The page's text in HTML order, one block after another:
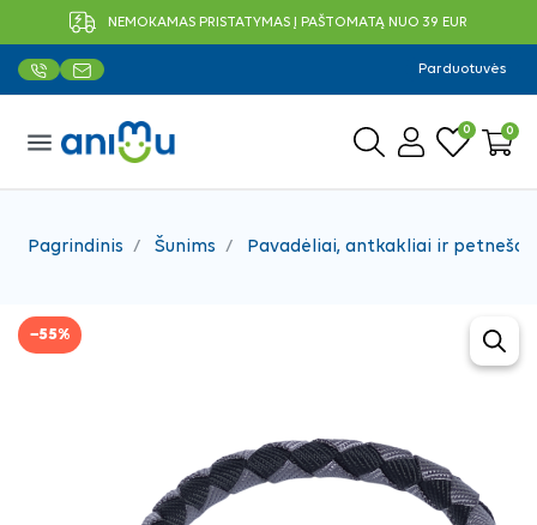
NEMOKAMAS PRISTATYMAS Į PAŠTOMATĄ NUO 39 EUR
Parduotuvės
menu 0 0
Pagrindinis Šunims Pavadėliai, antkakliai ir petnešos
−55%